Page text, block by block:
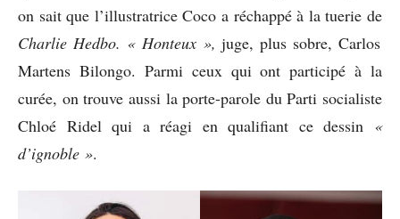
on sait que l’illustratrice Coco a réchappé à la tuerie de
Charlie Hedbo. « Honteux »,juge, plus sobre, Carlos
Martens Bilongo. Parmi ceux qui ont participé à la
curée, on trouve aussi la porte-parole du Parti socialiste
Chloé Ridel qui a réagi en qualifiant ce dessin «
d’ignoble ».